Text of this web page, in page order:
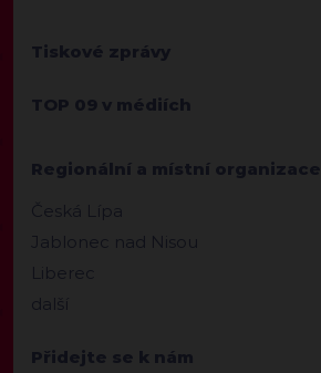
Tiskové zprávy
TOP 09 v médiích
Regionální a místní organizace
Česká Lípa
Jablonec nad Nisou
Liberec
další
Přidejte se k nám